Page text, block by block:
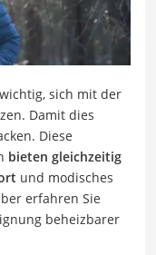
sich mit der
Damit dies
Diese
bieten gleichzeitig
und modisches
erfahren Sie
beheizbarer